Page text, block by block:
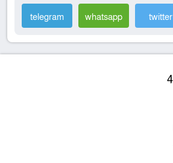
twitter
whatsapp
telegram